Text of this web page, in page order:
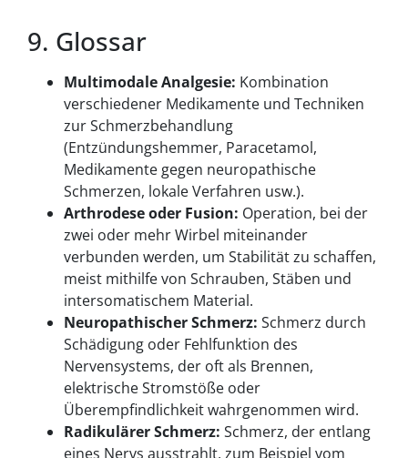
9. Glossar
Multimodale Analgesie: Kombination
verschiedener Medikamente und Techniken
zur Schmerzbehandlung
(Entzündungshemmer, Paracetamol,
Medikamente gegen neuropathische
Schmerzen, lokale Verfahren usw.).
Arthrodese oder Fusion: Operation, bei der
zwei oder mehr Wirbel miteinander
verbunden werden, um Stabilität zu schaffen,
meist mithilfe von Schrauben, Stäben und
intersomatischem Material.
Neuropathischer Schmerz: Schmerz durch
Schädigung oder Fehlfunktion des
Nervensystems, der oft als Brennen,
elektrische Stromstöße oder
Überempfindlichkeit wahrgenommen wird.
Radikulärer Schmerz: Schmerz, der entlang
eines Nervs ausstrahlt, zum Beispiel vom